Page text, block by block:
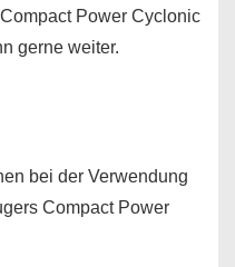
Power Cyclonic
gerne weiter.
bei der Verwendung
Compact Power